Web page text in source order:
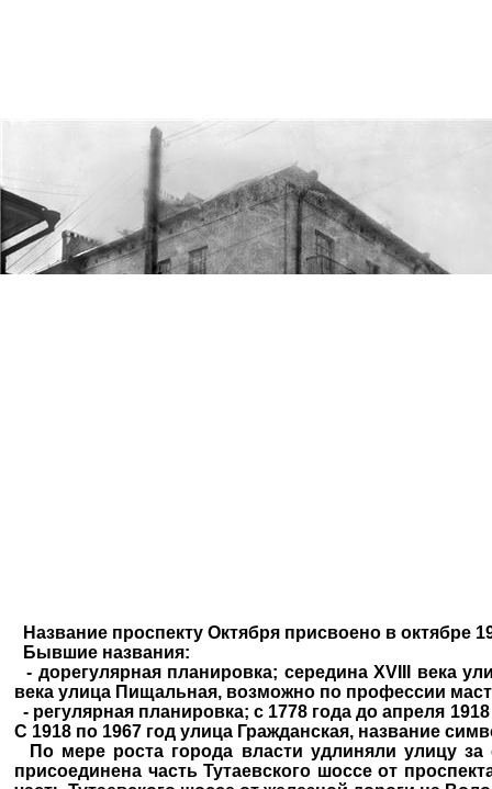
Название проспекту Октября присвоено в октябре
Бывшие названия:
- дорегулярная планировка; середина XVIII века
века улица Пищальная, возможно по профессии
- регулярная планировка; с 1778 года до апреля
С 1918 по 1967 год улица Гражданская, название
По мере роста города власти удлиняли улицу за
присоединена часть Тутаевского шоссе от